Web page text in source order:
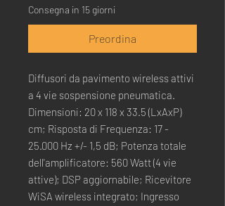
Consegna in 15 giorni
Preordina
Diffusori da pavimento wireless attivi
a 4 vie sospensione pneumatica.
Dimensioni: 20 x 118 x 33.5 (LxAxP)
cm; Risposta di Frequenza: 17 -
25.000 Hz +/- 1,5 dB; Potenza totale
dell'amplificatore: 560 Watt (4 vie
attive); DSP aggiornabile; Ricevitore
WiSA wireless integrato; Ingresso